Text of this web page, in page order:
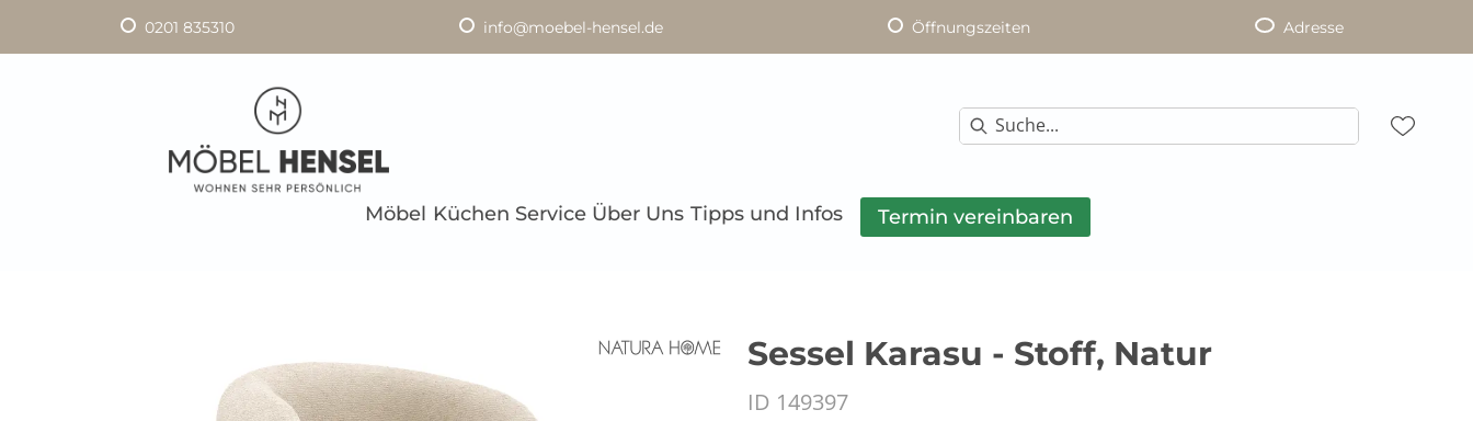
0201 835310 info@moebel-hensel.de Öffnungszeiten Adresse
Möbel Küchen Service Über Uns Tipps und Infos Termin vereinbaren
Sessel Karasu - Stoff, Natur
ID 149397